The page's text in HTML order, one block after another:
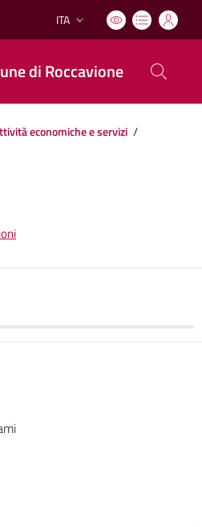
Lingua attiva:
ITA
di Roccavione
economiche e servizi /